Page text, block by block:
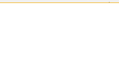
پاکستان، سعودی عرب اور ترکیہ کا دفاعی تعاون مزید مضبوط